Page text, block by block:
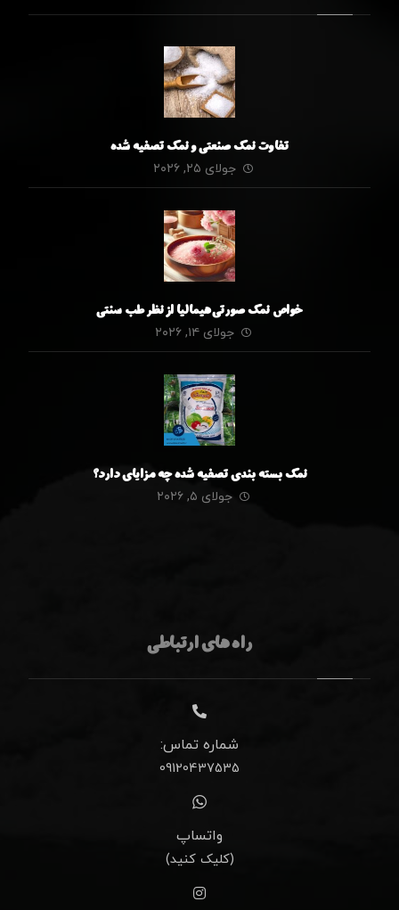
تفاوت نمک صنعتی و نمک تصفیه شده
جولای ۲۵, ۲۰۲۶
خواص نمک صورتی هیمالیا از نظر طب سنتی
جولای ۱۴, ۲۰۲۶
نمک بسته بندی تصفیه شده چه مزایای دارد؟
جولای ۵, ۲۰۲۶
راه های ارتباطی
شماره تماس:
09120437535
واتساپ
(کلیک کنید)